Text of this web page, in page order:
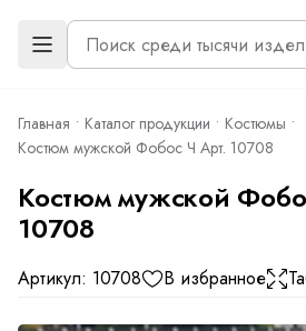
Главная Каталог продукции
Костюмы
Костюм мужской Фобос Ч Арт. 10708
Костюм мужской
10708
Артикул: 10708 В избранное